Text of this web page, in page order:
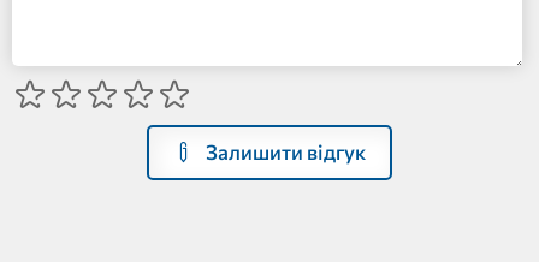
Залишити відгук